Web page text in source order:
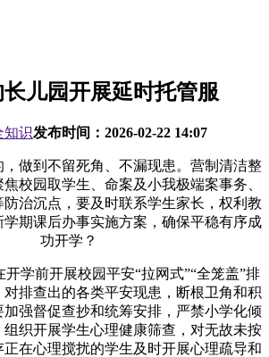
儿园开展延时托管服
知识发布时间： 2026-02-22 14:07
到不留死角、不漏现患。营制清洁整
校园取学生、命案及小我极端案事务、
治沉点，要及时联系学生家长，权利教
期课后办事实施方案，确保平稳有序成
功开学？
前开展校园平安“拉网式”“全笼盖”排
排查出的各类平安现患，断根卫角和积
强督促查抄和统筹安排，严禁小学化倾
织开展学生心理健康筛查，对无故未按
在心理搅扰的学生及时开展心理疏导和